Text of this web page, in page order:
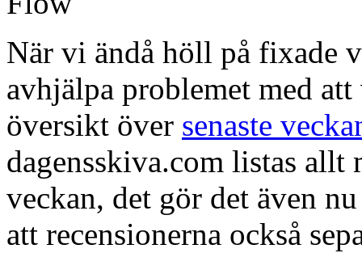
När vi ändå höll på fixade
avhjälpa problemet med
översikt över senaste
dagensskiva.com listas allt
veckan, det gör det även
att recensionerna också